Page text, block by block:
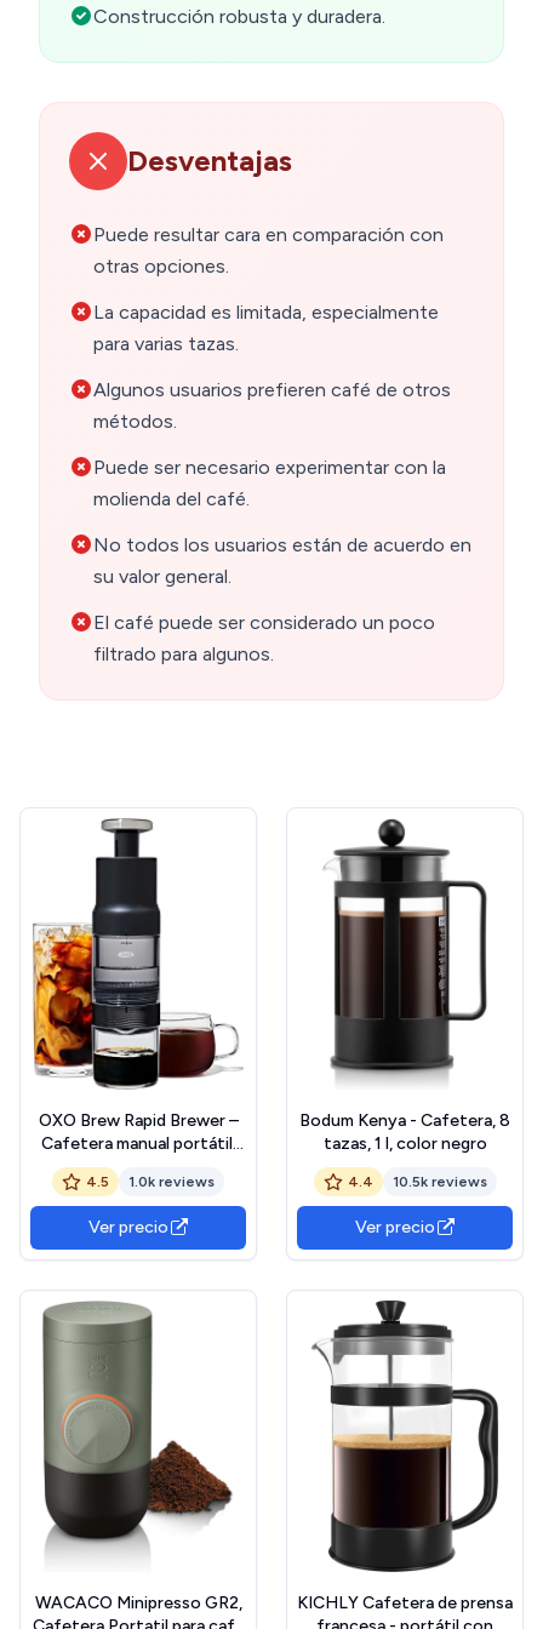
Construcción robusta y duradera.
Desventajas
Puede resultar cara en comparación con
otras opciones.
La capacidad es limitada, especialmente
para varias tazas.
Algunos usuarios prefieren café de otros
métodos.
Puede ser necesario experimentar con la
molienda del café.
No todos los usuarios están de acuerdo en
su valor general.
El café puede ser considerado un poco
filtrado para algunos.
OXO Brew Rapid Brewer –
Cafetera manual portátil,
filtro de acero inoxidable
incorporado, resistencia
ajustable, compacta y
liviana, no necesita cápsulas
ni filtros de papel
4.5 1.0k reviews
Ver precio
Bodum Kenya - Cafetera, 8
tazas, 1 l, color negro
4.4 10.5k reviews
Ver precio
WACACO Minipresso GR2,
KICHLY Cafetera de prensa